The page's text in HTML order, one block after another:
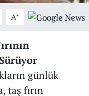
A+
günlük
taş fırın